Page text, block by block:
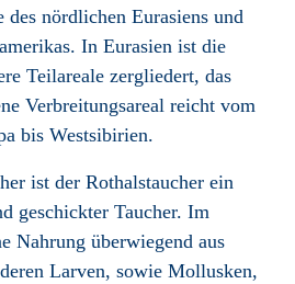
nördlichen Eurasiens und
In Eurasien ist die
Teilareale zergliedert, das
Verbreitungsareal reicht vom
bis Westsibirien.
ist der Rothalstaucher ein
geschickter Taucher. Im
Nahrung überwiegend aus
Larven, sowie Mollusken,